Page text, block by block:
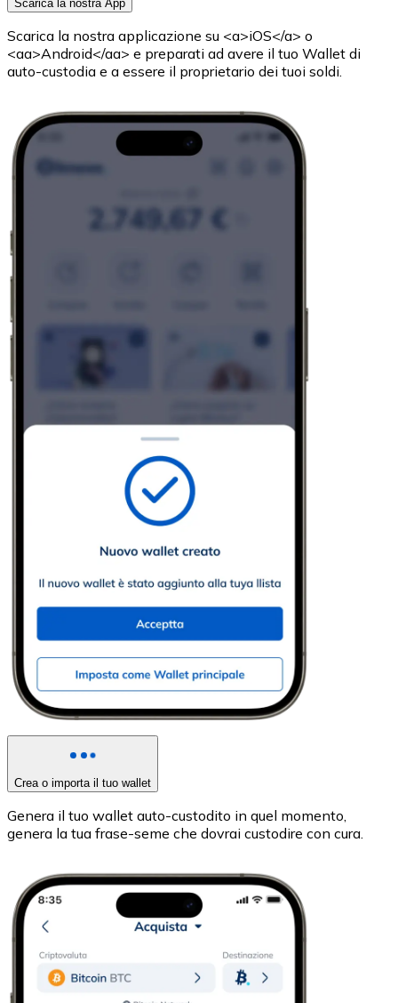
Scarica la nostra App
Scarica la nostra applicazione su <a>iOS</a> o
<aa>Android</aa> e preparati ad avere il tuo Wallet di
auto-custodia e a essere il proprietario dei tuoi soldi.
Crea o importa il tuo wallet
Genera il tuo wallet auto-custodito in quel momento,
genera la tua frase-seme che dovrai custodire con cura.